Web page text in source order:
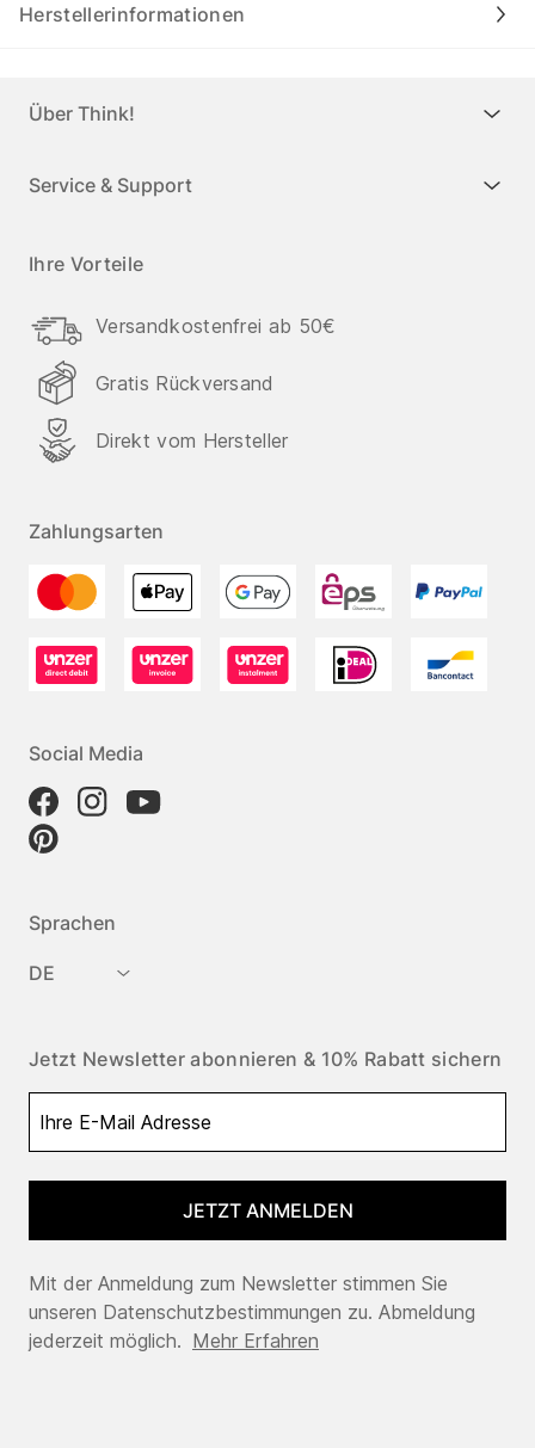
Herstellerinformationen
Über Think!
Service & Support
Ihre Vorteile
Versandkostenfrei ab 50€
Gratis Rückversand
Direkt vom Hersteller
Zahlungsarten
Social Media
Sprachen
DE
Jetzt Newsletter abonnieren & 10% Rabatt sichern
JETZT ANMELDEN
Mit der Anmeldung zum Newsletter stimmen Sie
unseren Datenschutzbestimmungen zu. Abmeldung
jederzeit möglich. Mehr Erfahren